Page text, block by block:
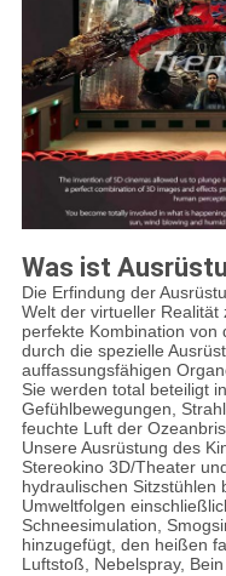
Was ist
Die Erfindung der
Welt der virtueller Realität
perfekte Kombination von
durch die spezielle
auffassungsfähigen
Sie werden total beteiligt
Gefühlbewegungen,
feuchte Luft der
Unsere Ausrüstung des
Stereokino 3D/Theater
hydraulischen Sitzstühlen
Umweltfolgen
Schneesimulation,
hinzugefügt, den heißen
Luftstoß, Nebelspray,